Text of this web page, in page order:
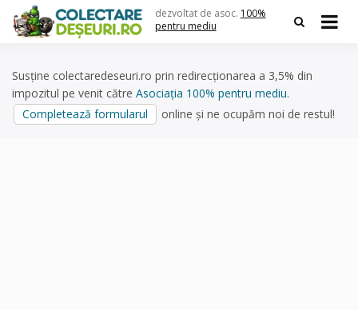
content
dezvoltat de asoc. 100%
pentru mediu
Susține colectaredeseuri.ro prin redirecționarea a 3,5% din
impozitul pe venit către Asociația 100% pentru mediu.
Completează formularul
online și ne ocupăm noi de restul!